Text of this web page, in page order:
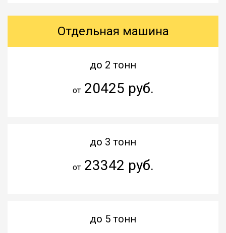
Отдельная машина
до 2 тонн
от20425 руб.
до 3 тонн
от23342 руб.
до 5 тонн